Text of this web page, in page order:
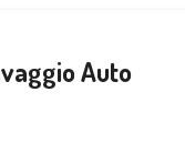
Auto